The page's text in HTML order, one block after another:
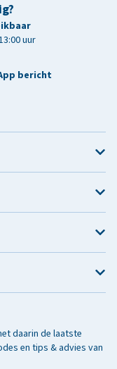
uur
bericht
daarin de laatste
en tips & advies van